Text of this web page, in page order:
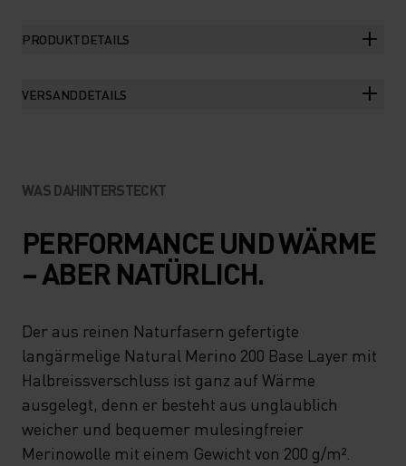
PRODUKTDETAILS
VERSANDDETAILS
WAS DAHINTERSTECKT
PERFORMANCE UND WÄRME
– ABER NATÜRLICH.
Der aus reinen Naturfasern gefertigte
langärmelige Natural Merino 200 Base Layer mit
Halbreissverschluss ist ganz auf Wärme
ausgelegt, denn er besteht aus unglaublich
weicher und bequemer mulesingfreier
Merinowolle mit einem Gewicht von 200 g/m².